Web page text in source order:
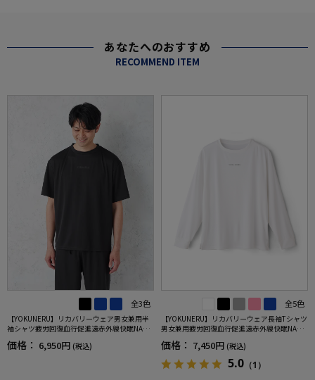
あなたへのおすすめ
RECOMMEND ITEM
全3色
【YOKUNERU】リカバリーウェア男女兼用半
袖シャツ疲労回復血行促進遠赤外線快眠NANO
MIX(R)【一般医療機器】SS～LLサイズ
価格： 6,950円 (税込)
全5色
【YOKUNERU】リカバリーウェア長袖Tシャツ
男女兼用疲労回復血行促進遠赤外線快眠NANO
MIX(R)【一般医療機器】SS～LLサイズ
価格： 7,450円 (税込)
5.0 （1）